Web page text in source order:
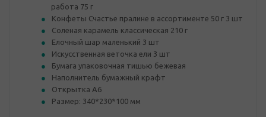
работа 75 г
Конфеты Счастье пралине в ассортименте 50 г 3 шт
Соленая карамель классическая 210 г
Елочный шар маленький 3 шт
Искусственная веточка ели 3 шт
Бумага упаковочная тишью бежевая
Наполнитель бумажный крафт
Открытка А6
Размер: 340*230*100 мм